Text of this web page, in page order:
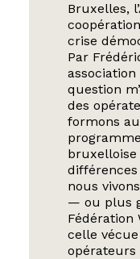
Bruxelles,
crise
Par
question
des
formons
bruxelloise
nous
— ou plus
celle